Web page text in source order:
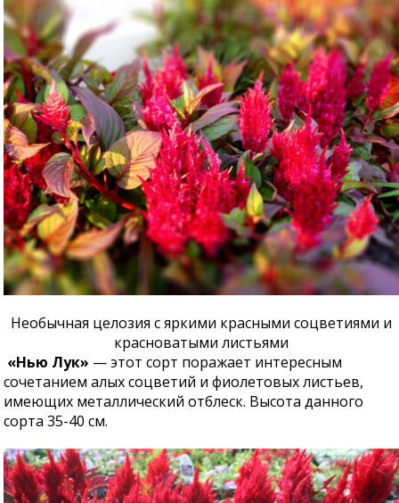
Необычная целозия с яркими красными соцветиями и
красноватыми листьями
«Нью Лук» — этот сорт поражает интересным
сочетанием алых соцветий и фиолетовых листьев,
имеющих металлический отблеск. Высота данного
сорта 35-40 см.